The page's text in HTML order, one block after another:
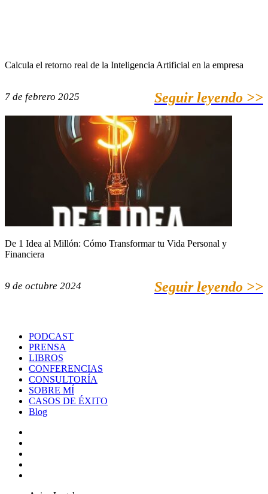
Calcula el retorno real de la Inteligencia Artificial en la empresa
7 de febrero 2025 Seguir leyendo >>
De 1 Idea al Millón: Cómo Transformar tu Vida Personal y
Financiera
9 de octubre 2024 Seguir leyendo >>
PODCAST
PRENSA
LIBROS
CONFERENCIAS
CONSULTORÍA
SOBRE MÍ
CASOS DE ÉXITO
Blog